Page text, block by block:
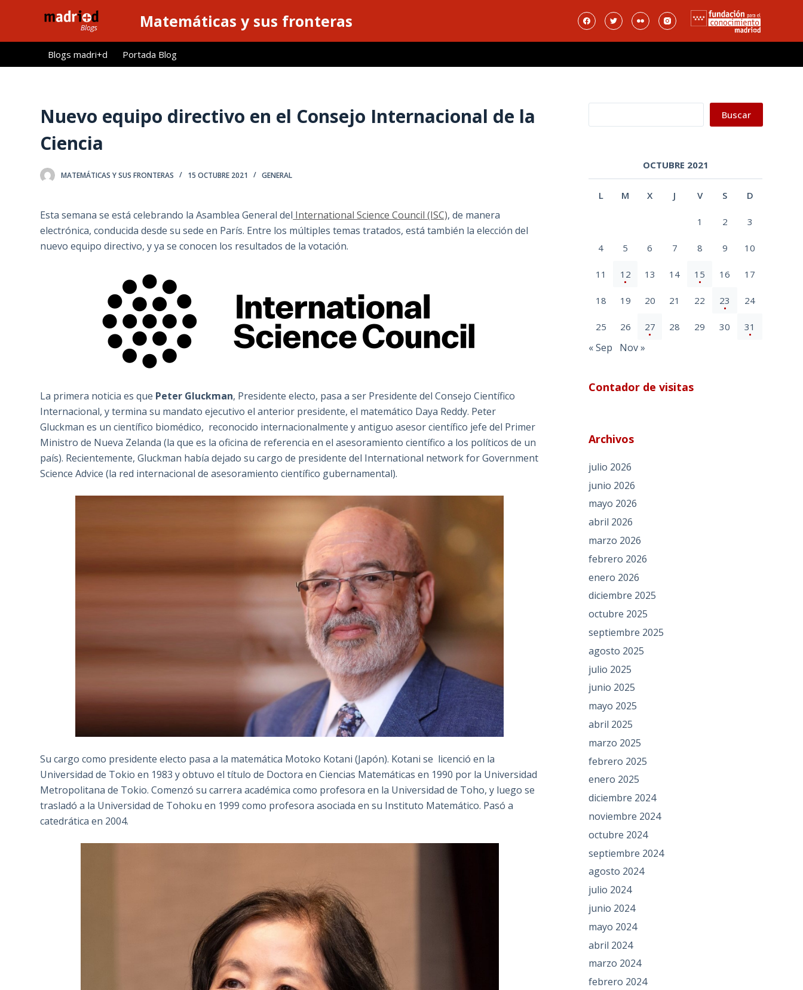
l
Matemáticas y sus fronteras
Blogs madri+d Portada Blog
Nuevo equipo directivo en el Consejo Internacional de la
Ciencia
MATEMÁTICAS Y SUS FRONTERAS 15 OCTUBRE 2021 GENERAL
Esta semana se está celebrando la Asamblea General del International Science Council (ISC), de manera
electrónica, conducida desde su sede en París. Entre los múltiples temas tratados, está también la elección del
nuevo equipo directivo, y ya se conocen los resultados de la votación.
La primera noticia es que Peter Gluckman, Presidente electo, pasa a ser Presidente del Consejo Científico
Internacional, y termina su mandato ejecutivo el anterior presidente, el matemático Daya Reddy. Peter
Gluckman es un científico biomédico, reconocido internacionalmente y antiguo asesor científico jefe del Primer
Ministro de Nueva Zelanda (la que es la oficina de referencia en el asesoramiento científico a los políticos de un
país). Recientemente, Gluckman había dejado su cargo de presidente del International network for Government
Science Advice (la red internacional de asesoramiento científico gubernamental).
Su cargo como presidente electo pasa a la matemática Motoko Kotani (Japón). Kotani se licenció en la
Universidad de Tokio en 1983 y obtuvo el título de Doctora en Ciencias Matemáticas en 1990 por la Universidad
Metropolitana de Tokio. Comenzó su carrera académica como profesora en la Universidad de Toho, y luego se
trasladó a la Universidad de Tohoku en 1999 como profesora asociada en su Instituto Matemático. Pasó a
catedrática en 2004.
Buscar
OCTUBRE 2021
L M X J V S D
1 2 3
4 5 6 7 8 9 10
11 12 13 14 15 16 17
18 19 20 21 22 23 24
25 26 27 28 29 30 31
« Sep Nov »
Contador de visitas
Archivos
julio 2026
junio 2026
mayo 2026
abril 2026
marzo 2026
febrero 2026
enero 2026
diciembre 2025
octubre 2025
septiembre 2025
agosto 2025
julio 2025
junio 2025
mayo 2025
abril 2025
marzo 2025
febrero 2025
enero 2025
diciembre 2024
noviembre 2024
octubre 2024
septiembre 2024
agosto 2024
julio 2024
junio 2024
mayo 2024
abril 2024
marzo 2024
febrero 2024